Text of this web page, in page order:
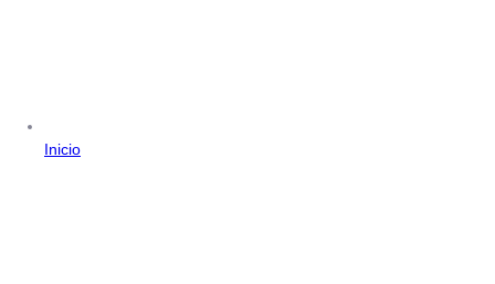
Inicio